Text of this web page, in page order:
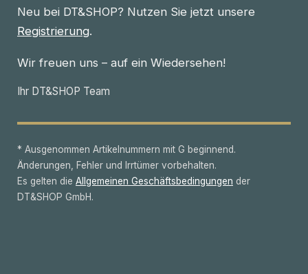
Neu bei DT&SHOP? Nutzen Sie jetzt unsere
Registrierung.
Wir freuen uns – auf ein Wiedersehen!
Ihr DT&SHOP Team
* Ausgenommen Artikelnummern mit G beginnend.
Änderungen, Fehler und Irrtümer vorbehalten.
Es gelten die Allgemeinen Geschäftsbedingungen der
DT&SHOP GmbH.